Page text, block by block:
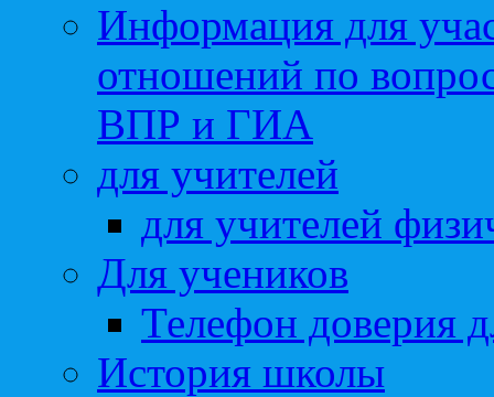
Информация для
отношений по
ВПР и ГИА
для учителей
для учителей
Для учеников
Телефон доверия
История школы